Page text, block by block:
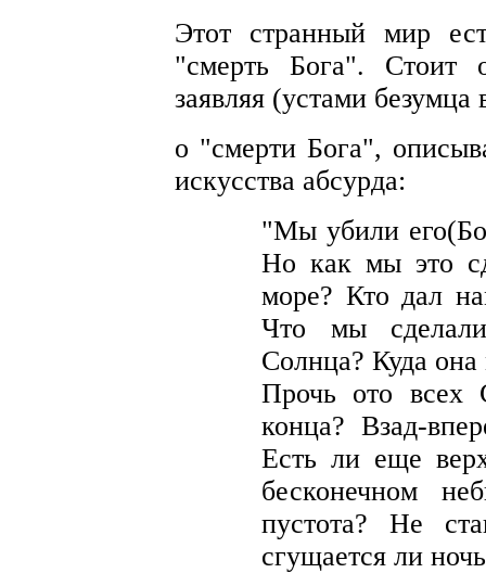
Этот странный мир
"смерть Бога". Стоит
заявляя (устами
о "смерти Бога",
искусства абсурда:
"Мы убили
Но как мы это
море? Кто дал
Что мы
Солнца? Куда
Прочь ото
конца? Взад-
Есть ли еще
бесконечном
пустота? Не
сгущается ли